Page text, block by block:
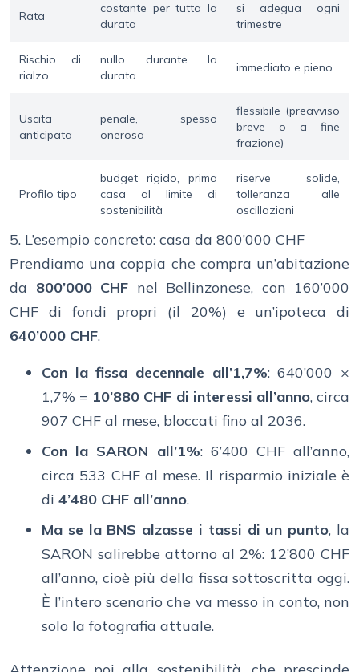
Rata
costante per tutta la
durata
si adegua ogni
trimestre
Rischio di
rialzo
nullo durante la
durata
immediato e pieno
Uscita
anticipata
penale, spesso
onerosa
flessibile (preavviso
breve o a fine
frazione)
Profilo tipo
budget rigido, prima
casa al limite di
sostenibilità
riserve solide,
tolleranza alle
oscillazioni
5. L’esempio concreto: casa da 800’000 CHF
Prendiamo una coppia che compra un’abitazione
da 800’000 CHF nel Bellinzonese, con 160’000
CHF di fondi propri (il 20%) e un’ipoteca di
640’000 CHF.
Con la fissa decennale all’1,7%: 640’000 ×
1,7% = 10’880 CHF di interessi all’anno, circa
907 CHF al mese, bloccati fino al 2036.
Con la SARON all’1%: 6’400 CHF all’anno,
circa 533 CHF al mese. Il risparmio iniziale è
di 4’480 CHF all’anno.
Ma se la BNS alzasse i tassi di un punto, la
SARON salirebbe attorno al 2%: 12’800 CHF
all’anno, cioè più della fissa sottoscritta oggi.
È l’intero scenario che va messo in conto, non
solo la fotografia attuale.